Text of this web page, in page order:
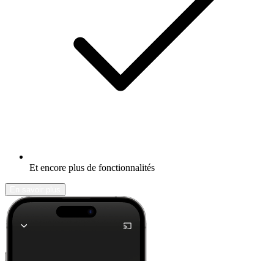
Et encore plus de fonctionnalités